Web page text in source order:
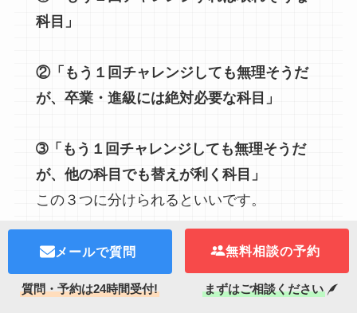
科目」
②「もう１回チャレンジしても無理そうだ
が、卒業・進級には絶対必要な科目」
➂「もう１回チャレンジしても無理そうだ
が、他の科目でも替えが利く科目」
この３つに分けられるといいです。
問題なのは②が多いケースです。
この場合は早めに大学の支援センターや
大学生向け塾の助けを借りた方が良いの
メールで質問
質問・予約は24時間受付!
無料相談の予約
まずはご相談ください